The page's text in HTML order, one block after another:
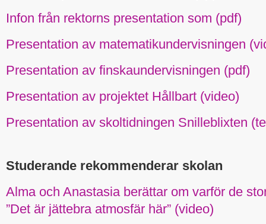
Infon från rektorns presentation som (pdf)
Presentation av matematikundervisningen
Presentation av finskaundervisningen (pdf)
Presentation av projektet Hållbart (video)
Presentation av skoltidningen Snilleblixten
Studerande rekommenderar skolan
Alma och Anastasia berättar om varför de
”Det är jättebra atmosfär här” (video)